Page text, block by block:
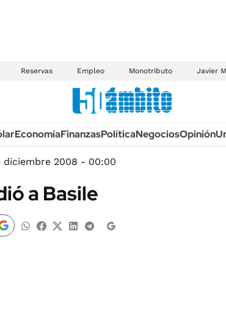
Reservas Empleo Monotributo Javier
TECNOLOGÍA
MÉXICO
MUNDO
INFORMACIÓN GENERAL
EconomíaFinanzasPolíticaNegociosOpinión
diciembre 2008 - 00:00
a Basile